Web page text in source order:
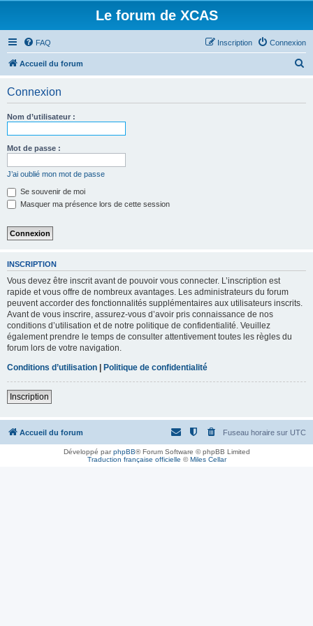
Le forum de XCAS
FAQ Connexion
Inscription
Accueil du forum
Connexion
Nom d’utilisateur :
Mot de passe :
J’ai oublié mon mot de passe
Se souvenir de moi
Masquer ma présence lors de cette session
INSCRIPTION
Vous devez être inscrit avant de pouvoir vous connecter. L’inscription est
rapide et vous offre de nombreux avantages. Les administrateurs du forum
peuvent accorder des fonctionnalités supplémentaires aux utilisateurs inscrits.
Avant de vous inscrire, assurez-vous d’avoir pris connaissance de nos
conditions d’utilisation et de notre politique de confidentialité. Veuillez
également prendre le temps de consulter attentivement toutes les règles du
forum lors de votre navigation.
Conditions d’utilisation | Politique de confidentialité
Inscription
Accueil du forum Fuseau horaire sur UTC
Développé parphpBB® Forum Software © phpBB Limited
Traduction française officielle ©Miles Cellar